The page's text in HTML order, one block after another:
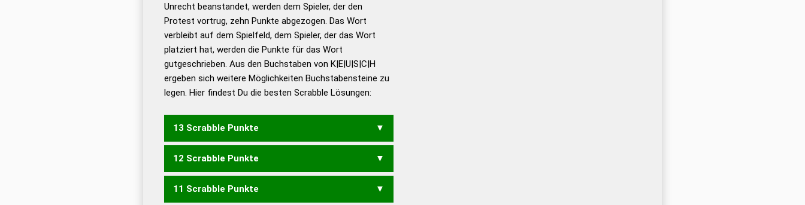
Duden – Standardwerk in 12
Bänden
Duden – Richtiges und gutes
Deutsch
Duden – Die deutsche Grammatik
Duden – Deutsches
Universalwörterbuch
Unrecht beanstandet, werden dem Spieler, der den
Protest vortrug, zehn Punkte abgezogen. Das Wort
verbleibt auf dem Spielfeld, dem Spieler, der das Wort
platziert hat, werden die Punkte für das Wort
gutgeschrieben. Aus den Buchstaben von K|E|U|S|C|H
ergeben sich weitere Möglichkeiten Buchstabensteine zu
legen. Hier findest Du die besten Scrabble Lösungen:
13 Scrabble Punkte
KUSCHE
12 Scrabble Punkte
HECKS HUCKE KEUCH
11 Scrabble Punkte